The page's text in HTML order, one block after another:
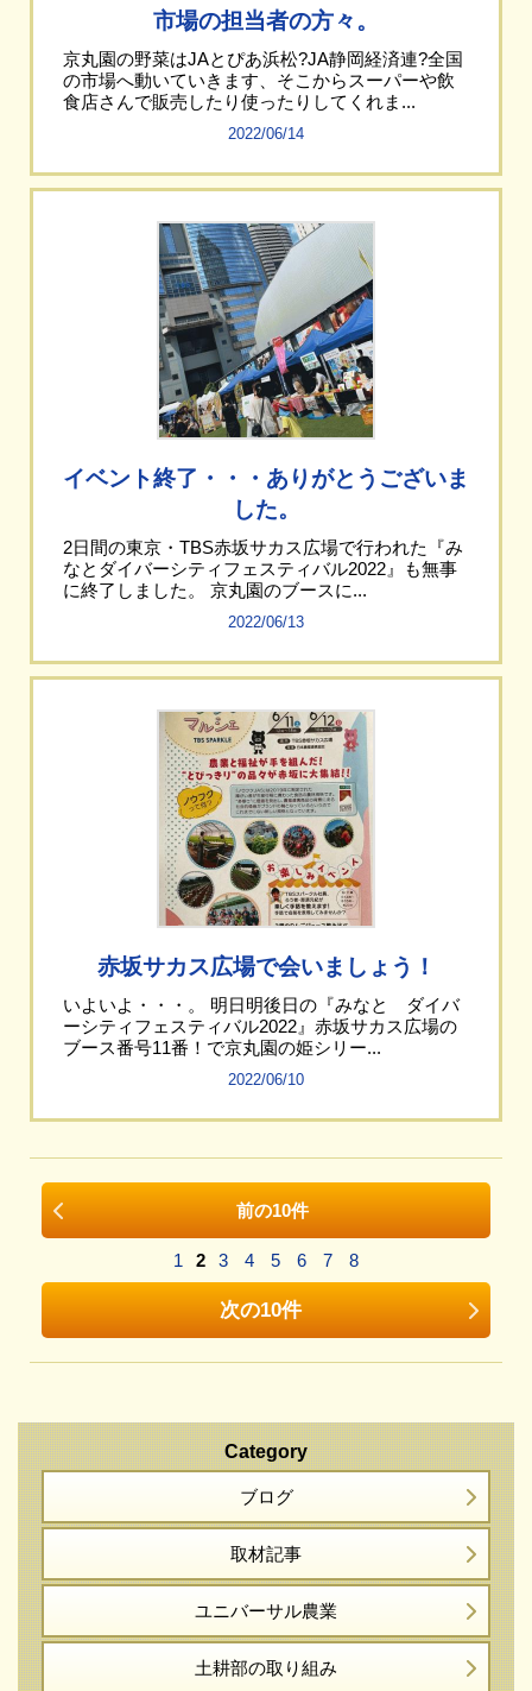
市場の担当者の方々。
京丸園の野菜はJAとぴあ浜松?JA静岡経済連?全国
の市場へ動いていきます、そこからスーパーや飲
食店さんで販売したり使ったりしてくれま...
2022/06/14
イベント終了・・・ありがとうございま
した。
2日間の東京・TBS赤坂サカス広場で行われた『み
なとダイバーシティフェスティバル2022』も無事
に終了しました。 京丸園のブースに...
2022/06/13
赤坂サカス広場で会いましょう！
いよいよ・・・。 明日明後日の『みなと ダイバ
ーシティフェスティバル2022』赤坂サカス広場の
ブース番号11番！で京丸園の姫シリー...
2022/06/10
前の10件
1 2 3 4 5 6 7 8
次の10件
Category
ブログ
取材記事
ユニバーサル農業
土耕部の取り組み